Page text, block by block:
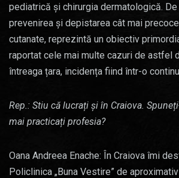
pediatrică și chirurgia dermatologică.
prevenirea şi depistarea cât mai
cutanate, reprezintă un obiectiv
raportat cele mai multe cazuri de astfel
întreaga țara, incidența fiind într-o
Rep.: Stiu că lucrați și în Craiova.
mai practicați profesia?
Oana Andreea Enache: În Craiova îmi
Policlinica „Buna Vestire” de